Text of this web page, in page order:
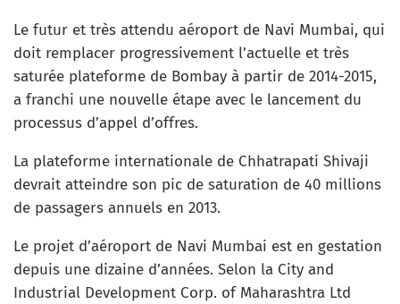
Le futur et très attendu aéroport de Navi Mumbai, qui
doit remplacer progressivement l’actuelle et très
saturée plateforme de Bombay à partir de 2014-2015,
a franchi une nouvelle étape avec le lancement du
processus d’appel d’offres.
La plateforme internationale de Chhatrapati Shivaji
devrait atteindre son pic de saturation de 40 millions
de passagers annuels en 2013.
Le projet d’aéroport de Navi Mumbai est en gestation
depuis une dizaine d’années. Selon la City and
Industrial Development Corp. of Maharashtra Ltd